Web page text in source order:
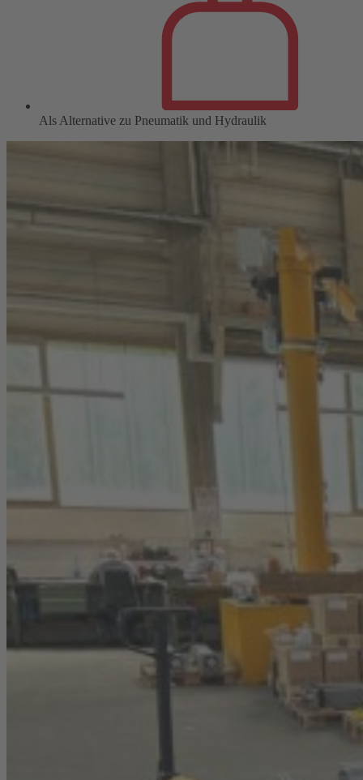
Als Alternative zu Pneumatik und Hydraulik